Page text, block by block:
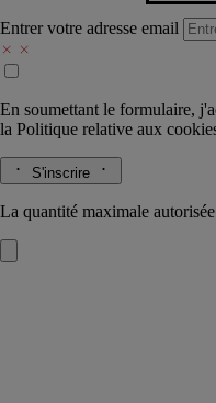
Entrer votre adresse email
En soumettant le formulaire,
la Politique relative aux
S'inscrire
La quantité maximale